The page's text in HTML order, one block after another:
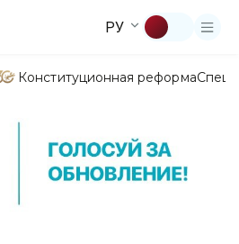
РУ
Конституционная реформа